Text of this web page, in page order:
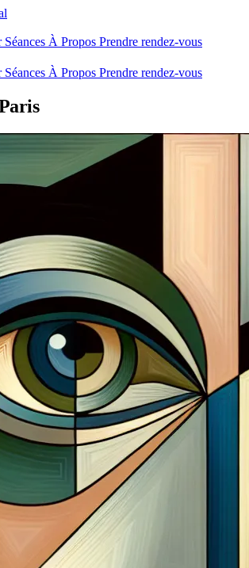
Séances À Propos Prendre rendez-vous
Séances À Propos Prendre rendez-vous